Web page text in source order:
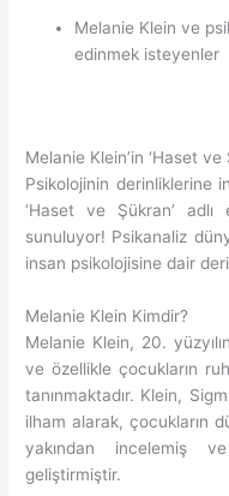
Melanie Klein ve
edinmek isteyenler
Melanie Klein’in ‘Haset ve
Psikolojinin derinliklerine
‘Haset ve Şükran’ adlı
sunuluyor! Psikanaliz
insan psikolojisine dair
Melanie Klein Kimdir?
Melanie Klein, 20.
ve özellikle çocukların
tanınmaktadır. Klein,
ilham alarak, çocukların
yakından incelemiş
geliştirmiştir.